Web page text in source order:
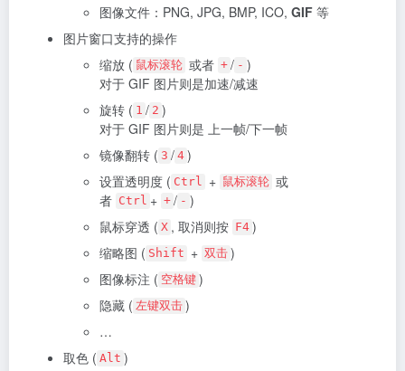
图像文件：PNG, JPG, BMP, ICO, GIF 等
图片窗口支持的操作
缩放 ( 鼠标滚轮 或者 + / - )
对于 GIF 图片则是加速/减速
旋转 ( 1 / 2 )
对于 GIF 图片则是 上一帧/下一帧
镜像翻转 ( 3 / 4 )
设置透明度 ( Ctrl + 鼠标滚轮 或
者 Ctrl + + / - )
鼠标穿透 ( X , 取消则按 F4 )
缩略图 ( Shift + 双击 )
图像标注 ( 空格键 )
隐藏 ( 左键双击 )
…
取色 ( Alt )